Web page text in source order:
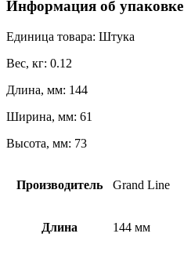
Информация об упаковке
Единица товара: Штука
Вес, кг: 0.12
Длина, мм: 144
Ширина, мм: 61
Высота, мм: 73
Производитель Grand Line
Длина 144 мм